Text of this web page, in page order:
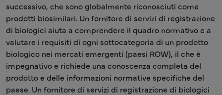
successivo, che sono globalmente riconosciuti come
prodotti biosimilari. Un fornitore di servizi di registrazione
di biologici aiuta a comprendere il quadro normativo e a
valutare i requisiti di ogni sottocategoria di un prodotto
biologico nei mercati emergenti (paesi ROW), il che è
impegnativo e richiede una conoscenza completa del
prodotto e delle informazioni normative specifiche del
paese. Un fornitore di servizi di registrazione di biologici